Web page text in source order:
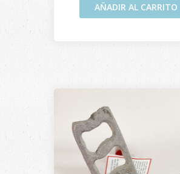
AÑADIR AL CARRITO